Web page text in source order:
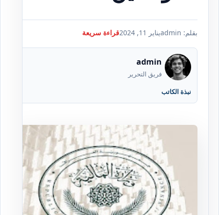
بقلم: admin يناير 11, 2024 قراءة سريعة
admin
فريق التحرير
نبذة الكاتب